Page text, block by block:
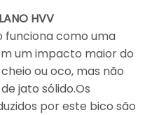
HVV
funciona como uma
um impacto maior do
ou oco, mas não
jato sólido.Os
por este bico são